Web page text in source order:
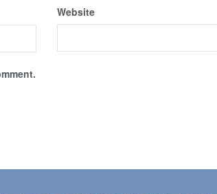
Website